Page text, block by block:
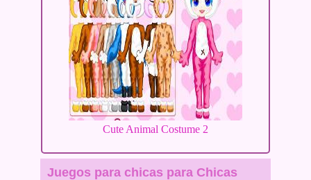
Cute Animal Costume 2
Juegos para chicas para Chicas